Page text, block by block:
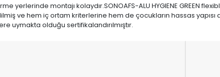
yerlerinde montajı kolaydır.SONOAFS-ALU HYGIENE GREEN
ve hem iç ortam kriterlerine hem de çocukların hassas
uymakta olduğu sertifikalandırılmıştır.